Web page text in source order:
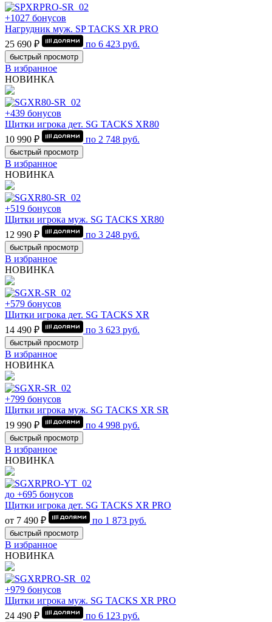
+1027 бонусов
Нагрудник муж. SP TACKS XR PRO
25 690 ₽
по 6 423 руб.
быстрый просмотр
В избранное
НОВИНКА
+439 бонусов
Щитки игрока дет. SG TACKS XR80
10 990 ₽
по 2 748 руб.
быстрый просмотр
В избранное
НОВИНКА
+519 бонусов
Щитки игрока муж. SG TACKS XR80
12 990 ₽
по 3 248 руб.
быстрый просмотр
В избранное
НОВИНКА
+579 бонусов
Щитки игрока дет. SG TACKS XR
14 490 ₽
по 3 623 руб.
быстрый просмотр
В избранное
НОВИНКА
+799 бонусов
Щитки игрока муж. SG TACKS XR SR
19 990 ₽
по 4 998 руб.
быстрый просмотр
В избранное
НОВИНКА
до +695 бонусов
Щитки игрока дет. SG TACKS XR PRO
от 7 490 ₽
по 1 873 руб.
быстрый просмотр
В избранное
НОВИНКА
+979 бонусов
Щитки игрока муж. SG TACKS XR PRO
24 490 ₽
по 6 123 руб.